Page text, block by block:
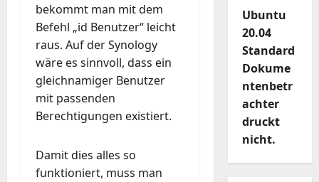
bekommt man mit dem
Befehl „id Benutzer“ leicht
raus. Auf der Synology
wäre es sinnvoll, dass ein
gleichnamiger Benutzer
mit passenden
Berechtigungen existiert.
Damit dies alles so
funktioniert, muss man
Ubuntu
20.04
Standard
Dokume
ntenbetr
achter
druckt
nicht.